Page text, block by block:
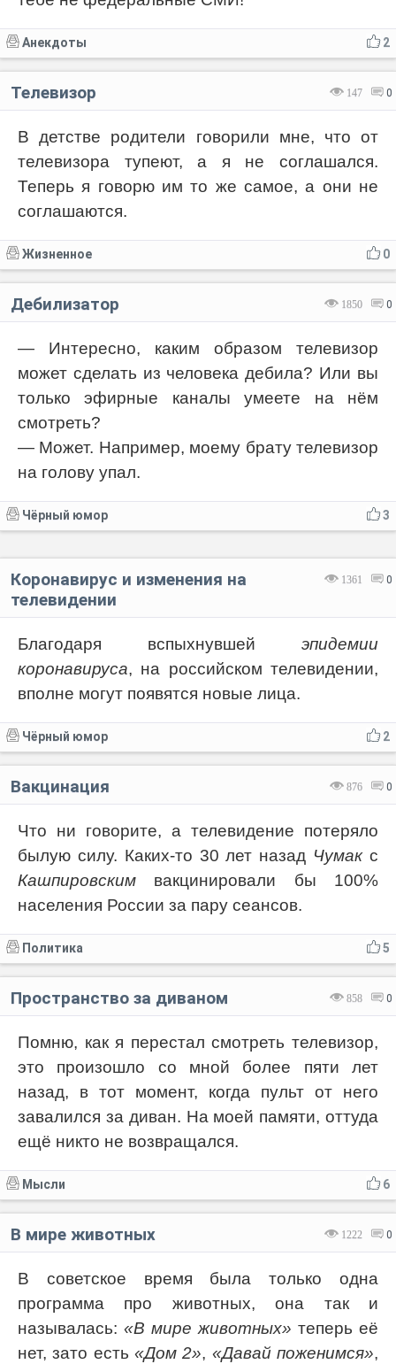
2
Анекдоты
147 0
Телевизор
В детстве родители говорили мне, что от
телевизора тупеют, а я не соглашался.
Теперь я говорю им то же самое, а они не
соглашаются.
0
Жизненное
1850 0
Дебилизатор
— Интересно, каким образом телевизор
может сделать из человека дебила? Или вы
только эфирные каналы умеете на нём
смотреть?
— Может. Например, моему брату телевизор
на голову упал.
3
Чёрный юмор
1361 0
Коронавирус и изменения на
телевидении
Благодаря вспыхнувшей эпидемии
коронавируса, на российском телевидении,
вполне могут появятся новые лица.
2
Чёрный юмор
876 0
Вакцинация
Что ни говорите, а телевидение потеряло
былую силу. Каких-то 30 лет назад Чумакс
Кашпировским вакцинировали бы 100%
населения России за пару сеансов.
5
Политика
858 0
Пространство за диваном
Помню, как я перестал смотреть телевизор,
это произошло со мной более пяти лет
назад, в тот момент, когда пульт от него
завалился за диван. На моей памяти, оттуда
ещё никто не возвращался.
6
Мысли
1222 0
В мире животных
В советское время была только одна
программа про животных, она так и
называлась: «В мире животных» теперь её
нет, зато есть «Дом 2», «Давай поженимся»,